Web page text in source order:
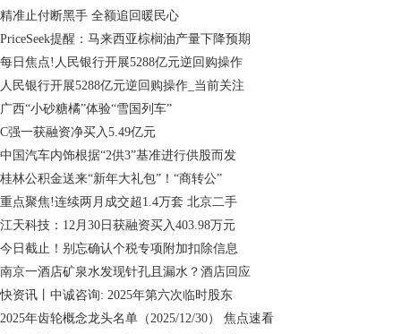
精准止付断黑手 全额追回暖民心
PriceSeek提醒：马来西亚棕榈油产量下降预期
每日焦点!人民银行开展5288亿元逆回购操作
人民银行开展5288亿元逆回购操作_当前关注
广西“小砂糖橘”体验“雪国列车”
C强一获融资净买入5.49亿元
中国汽车内饰根据“2供3”基准进行供股而发
桂林公积金送来“新年大礼包”！“商转公”
重点聚焦!连续两月成交超1.4万套 北京二手
江天科技：12月30日获融资买入403.98万元
今日截止！别忘确认个税专项附加扣除信息
南京一酒店矿泉水发现针孔且漏水？酒店回应
快资讯丨中诚咨询: 2025年第六次临时股东
2025年齿轮概念龙头名单（2025/12/30） 焦点速看